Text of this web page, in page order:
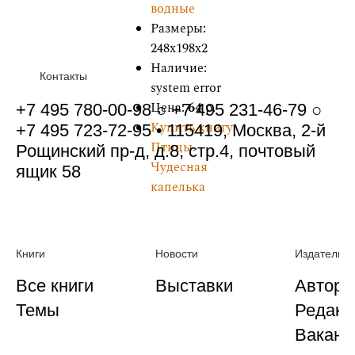
водные
Размеры:
248x198x2
Наличие:
system error
Цена:64р.
Купить книгу
Птицы.
Чудесная
капелька
Контакты
+7 495 780-00-98 ○ +7 495 231-46-79 ○
+7 495 723-72-95 • 115419, Москва, 2-й
Рощинский пр-д, д.8, стр.4, почтовый
ящик 58
Книги
Все книги
Темы
Новости
Выставки